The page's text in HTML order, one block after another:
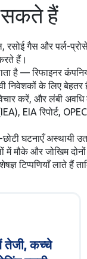
सकते हैं
गैस और पर्ल-
हैं।
है — रिफाइनर
निवेशकों के लिए बेहतर
करें, और लंबी अवधि
EIA रिपोर्ट,
घटनाएँ अस्थायी
मौके और जोखिम दोनों
टिप्पणियाँ लाते हैं
तेजी, कच्चे